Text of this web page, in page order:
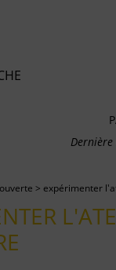
> expérimenter